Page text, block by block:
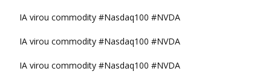
IA virou commodity #Nasdaq100 #NVDA
IA virou commodity #Nasdaq100 #NVDA
IA virou commodity #Nasdaq100 #NVDA